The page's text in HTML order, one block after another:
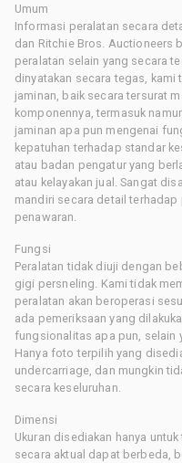
Umum
Informasi peralatan secara
dan Ritchie Bros. Auctioneers
peralatan selain yang secara
dinyatakan secara tegas, kami
jaminan, baik secara tersurat
komponennya, termasuk
jaminan apa pun mengenai
kepatuhan terhadap standar
atau badan pengatur yang
atau kelayakan jual. Sangat
mandiri secara detail
penawaran.
Fungsi
Peralatan tidak diuji dengan
gigi persneling. Kami tidak
peralatan akan beroperasi
ada pemeriksaan yang
fungsionalitas apa pun, selain
Hanya foto terpilih yang
undercarriage, dan mungkin
secara keseluruhan.
Dimensi
Ukuran disediakan hanya
secara aktual dapat berbeda,